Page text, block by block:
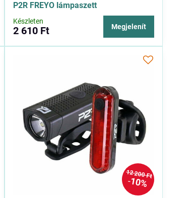
P2R FREYO lámpaszett
Készleten
2 610 Ft Megjelenít
12 200 Ft
10%